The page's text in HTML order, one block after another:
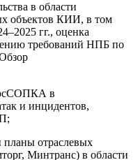
в области
объектов КИИ, в том
гг., оценка
требований НПБ по
в
и инцидентов,
отраслевых
Минтранс) в области